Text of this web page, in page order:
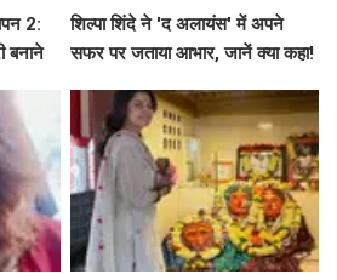
2:
बनाने
शिल्पा शिंदे ने 'द अलायंस' में अपने
सफर पर जताया आभार, जानें क्या कहा!